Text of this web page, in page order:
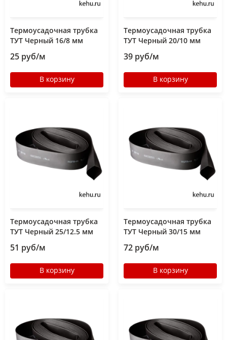
Термоусадочная трубка
ТУТ Черный 16/8 мм
25 руб/м
В корзину
Термоусадочная трубка
ТУТ Черный 20/10 мм
39 руб/м
В корзину
Термоусадочная трубка
ТУТ Черный 25/12.5 мм
51 руб/м
В корзину
Термоусадочная трубка
ТУТ Черный 30/15 мм
72 руб/м
В корзину